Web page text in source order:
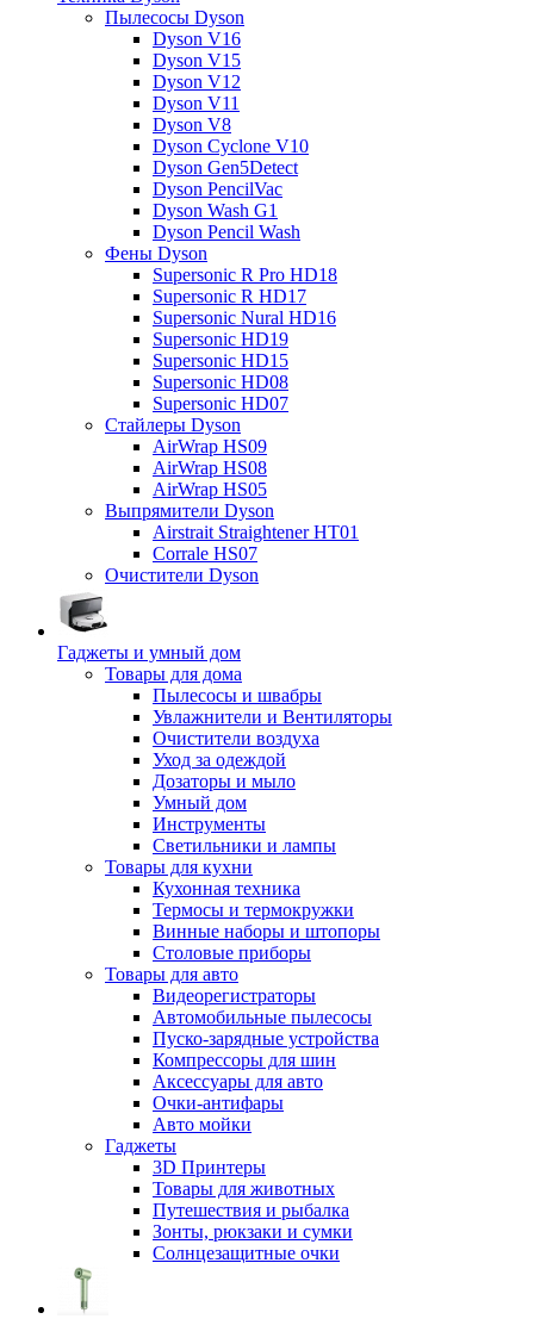
Пылесосы Dyson
Dyson V16
Dyson V15
Dyson V12
Dyson V11
Dyson V8
Dyson Cyclone V10
Dyson Gen5Detect
Dyson PencilVac
Dyson Wash G1
Dyson Pencil Wash
Фены Dyson
Supersonic R Pro HD18
Supersonic R HD17
Supersonic Nural HD16
Supersonic HD19
Supersonic HD15
Supersonic HD08
Supersonic HD07
Стайлеры Dyson
AirWrap HS09
AirWrap HS08
AirWrap HS05
Выпрямители Dyson
Airstrait Straightener HT01
Corrale HS07
Очистители Dyson
Гаджеты и умный дом
Товары для дома
Пылесосы и швабры
Увлажнители и Вентиляторы
Очистители воздуха
Уход за одеждой
Дозаторы и мыло
Умный дом
Инструменты
Светильники и лампы
Товары для кухни
Кухонная техника
Термосы и термокружки
Винные наборы и штопоры
Столовые приборы
Товары для авто
Видеорегистраторы
Автомобильные пылесосы
Пуско-зарядные устройства
Компрессоры для шин
Аксессуары для авто
Очки-антифары
Авто мойки
Гаджеты
3D Принтеры
Товары для животных
Путешествия и рыбалка
Зонты, рюкзаки и сумки
Солнцезащитные очки